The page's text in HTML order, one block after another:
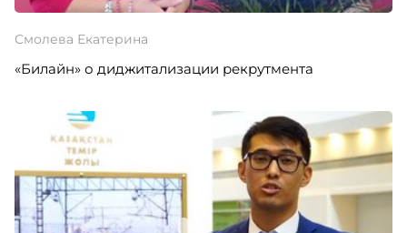
Смолева Екатерина
«Билайн» о диджитализации рекрутмента